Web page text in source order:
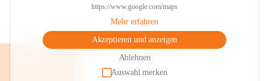
https://www.google.com/maps
Mehr erfahren
Akzeptieren und anzeigen
Ablehnen
Auswahl merken